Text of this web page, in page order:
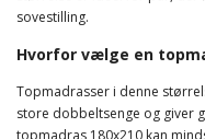
sovestilling.
Hvorfor vælge en
Topmadrasser i denne
store dobbeltsenge og giver
topmadras 180x210 kan